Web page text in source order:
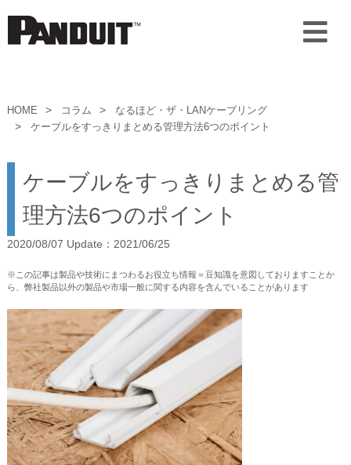
HOME コラム
なるほど・ザ・LANケーブリング
ケーブルをすっきりまとめる管理方法6つのポイント
ケーブルをすっきりまとめる管
理方法6つのポイント
2020/08/07 Update：2021/06/25
※この記事は製品や技術にまつわるお役立ち情報＝豆知識を意図しておりますことか
ら、弊社製品以外の製品や市場一般に関する内容を含んでいることがあります